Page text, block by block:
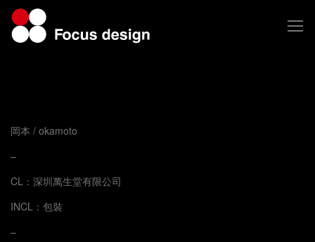
岡本 / okamoto
–
CL：深圳萬生堂有限公司
INCL：包裝
–